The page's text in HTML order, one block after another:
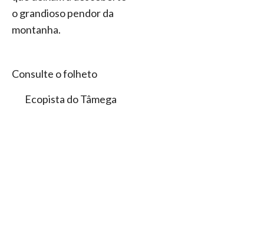
o grandioso pendor da
montanha.
Consulte o folheto
Ecopista do Tâmega